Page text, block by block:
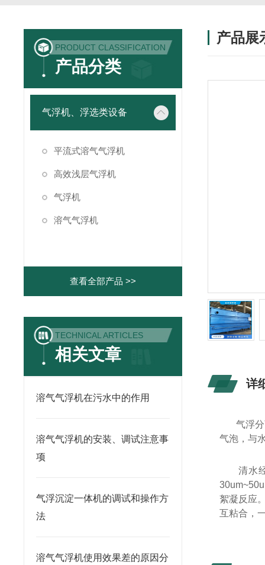
PRODUCT CLASSIFICATION
产品分类
气浮机、浮选类设备
平流式溶气气浮机
高效浅层气浮机
气浮机
溶气气浮机
查看全部产品 >>
TECHNICAL ARTICLES
相关文章
溶气气浮机在污水中的作用
溶气气浮机的安装、调试注意事
项
气浮沉淀一体机的调试和操作方
法
溶气气浮机使用效果差的原因分
产品展
详
气浮
气泡，与
清水
絮凝反应
互粘合，